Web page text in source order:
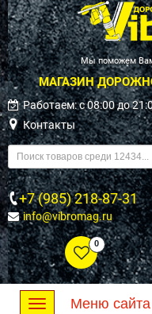
Мы поможем Вам
МАГАЗИН
Работаем: c 08:00 до
Контакты
+7 (985) 218-87-31
info@vibromag.ru
0
Toggle
Меню сайта